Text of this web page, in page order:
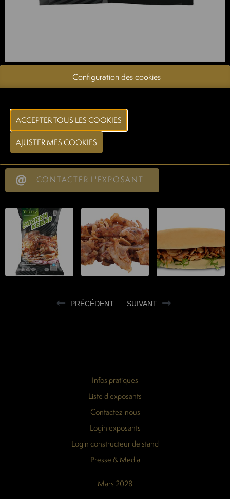
18-12-2025
Délicieux kebab de poulet, prêt à cuire et à servir.
Document
Voir le catalogue
CONTACTER L'EXPOSANT
PRÉCÉDENT SUIVANT
Infos pratiques
Liste d'exposants
Contactez-nous
Login exposants
Login constructeur de stand
Presse & Media
Mars 2028
Configuration des cookies